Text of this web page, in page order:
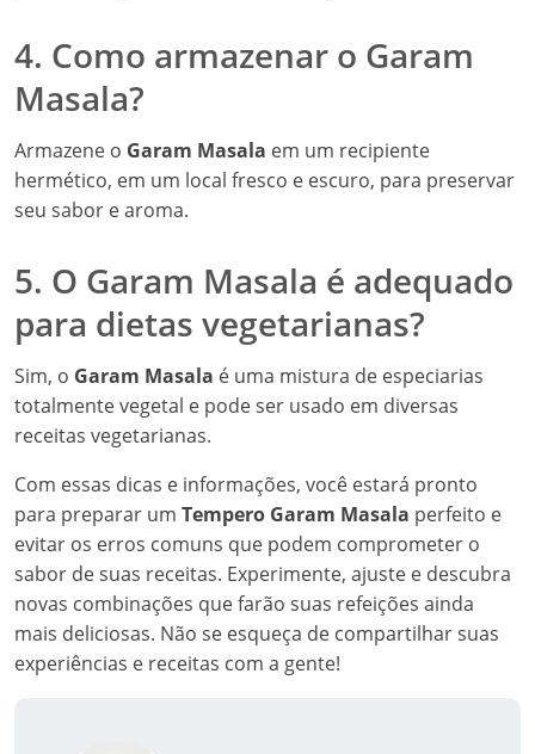
4. Como armazenar o Garam
Masala?
Armazene o Garam Masala em um recipiente
hermético, em um local fresco e escuro, para preservar
seu sabor e aroma.
5. O Garam Masala é adequado
para dietas vegetarianas?
Sim, o Garam Masala é uma mistura de especiarias
totalmente vegetal e pode ser usado em diversas
receitas vegetarianas.
Com essas dicas e informações, você estará pronto
para preparar um Tempero Garam Masala perfeito e
evitar os erros comuns que podem comprometer o
sabor de suas receitas. Experimente, ajuste e descubra
novas combinações que farão suas refeições ainda
mais deliciosas. Não se esqueça de compartilhar suas
experiências e receitas com a gente!